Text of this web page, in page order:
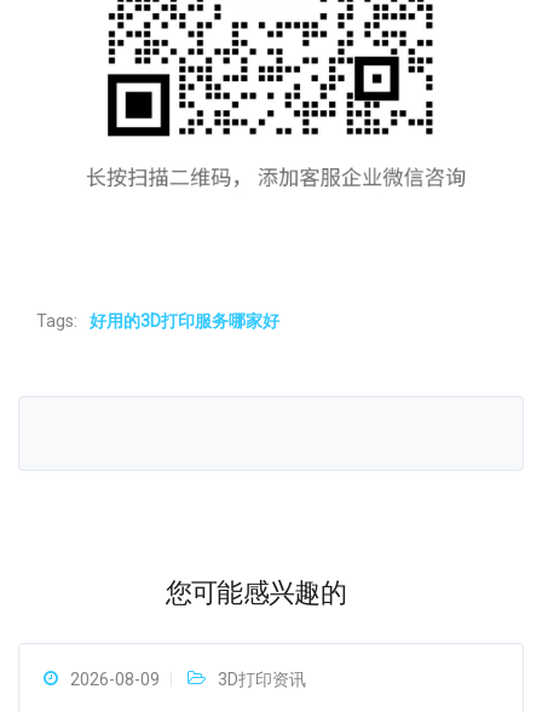
Tags: 好用的3D打印服务哪家好
您可能感兴趣的
2026-08-09 3D打印资讯